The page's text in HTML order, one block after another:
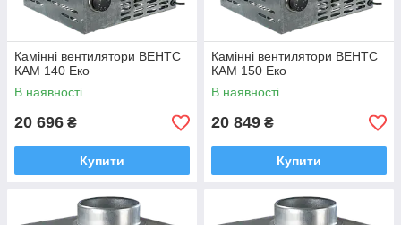
Камінні вентилятори ВЕНТС
КАМ 140 Еко
В наявності
20 696 ₴
Купити
Камінні вентилятори ВЕНТС
КАМ 150 Еко
В наявності
20 849 ₴
Купити